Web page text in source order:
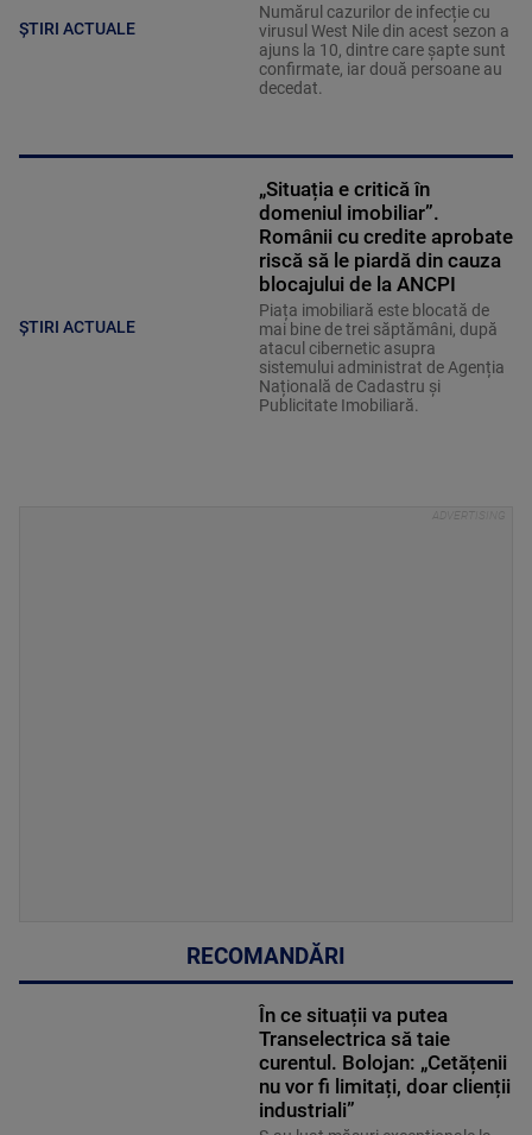
ȘTIRI ACTUALE
Numărul cazurilor de infecție cu
virusul West Nile din acest sezon a
ajuns la 10, dintre care șapte sunt
confirmate, iar două persoane au
decedat.
ȘTIRI ACTUALE
„Situația e critică în
domeniul imobiliar”.
Românii cu credite aprobate
riscă să le piardă din cauza
blocajului de la ANCPI
Piața imobiliară este blocată de
mai bine de trei săptămâni, după
atacul cibernetic asupra
sistemului administrat de Agenția
Națională de Cadastru și
Publicitate Imobiliară.
RECOMANDĂRI
În ce situații va putea
Transelectrica să taie
curentul. Bolojan: „Cetățenii
nu vor fi limitați, doar clienții
industriali”